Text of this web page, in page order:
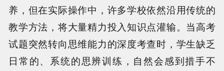
养，但在实际操作中，许多学校依然沿用传统的
教学方法，将大量精力投入知识点灌输。当高考
试题突然转向思维能力的深度考查时，学生缺乏
日常的、系统的思辨训练，自然会感到措手不